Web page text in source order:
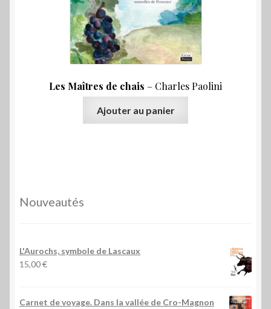
Les Maîtres de chais – Charles Paolini
Ajouter au panier
Nouveautés
L'Aurochs, symbole de Lascaux
15,00€
Carnet de voyage. Dans la vallée de Cro-Magnon